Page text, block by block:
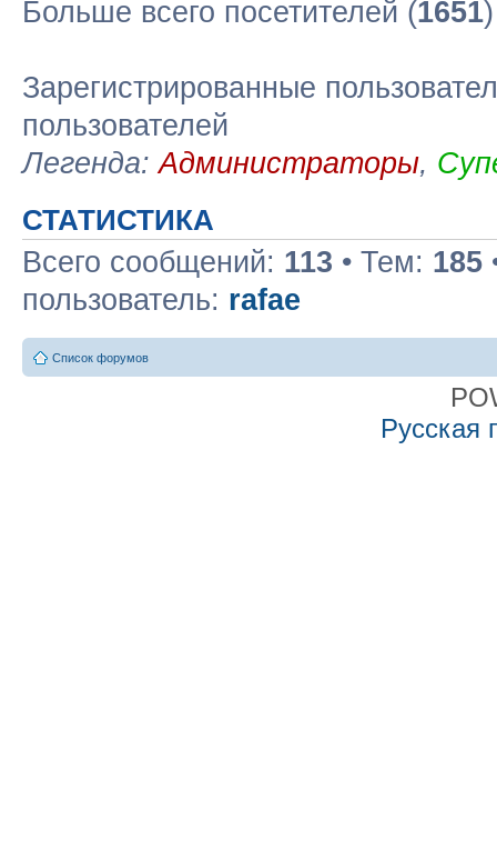
Больше всего посетителей (1651
Зарегистрированные
пользователей
Легенда:Администраторы,
СТАТИСТИКА
Всего сообщений: 113 • Тем: 185
пользователь: rafae
Список форумов
Русская